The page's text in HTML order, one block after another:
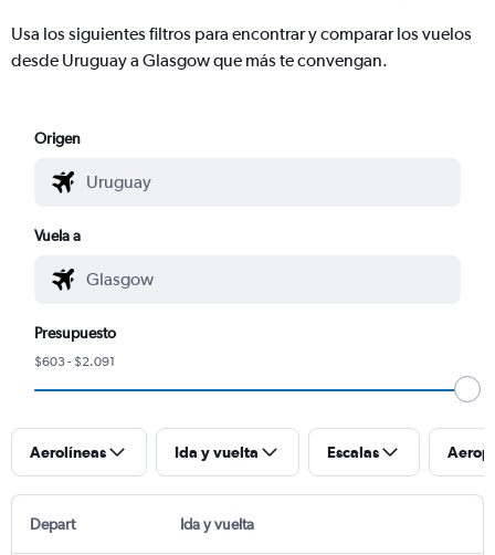
Usa los siguientes filtros para encontrar y comparar los vuelos
desde Uruguay a Glasgow que más te convengan.
Origen
Vuela a
Presupuesto
$603 - $2.091
Aerolíneas Ida y vuelta Escalas
Depart Ida y vuelta